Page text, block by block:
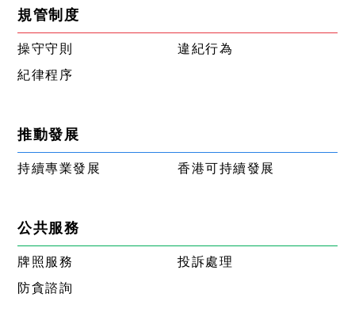
規管制度
操守守則
違紀行為
紀律程序
推動發展
持續專業發展 香港可持續發展
公共服務
牌照服務
投訴處理
防貪諮詢